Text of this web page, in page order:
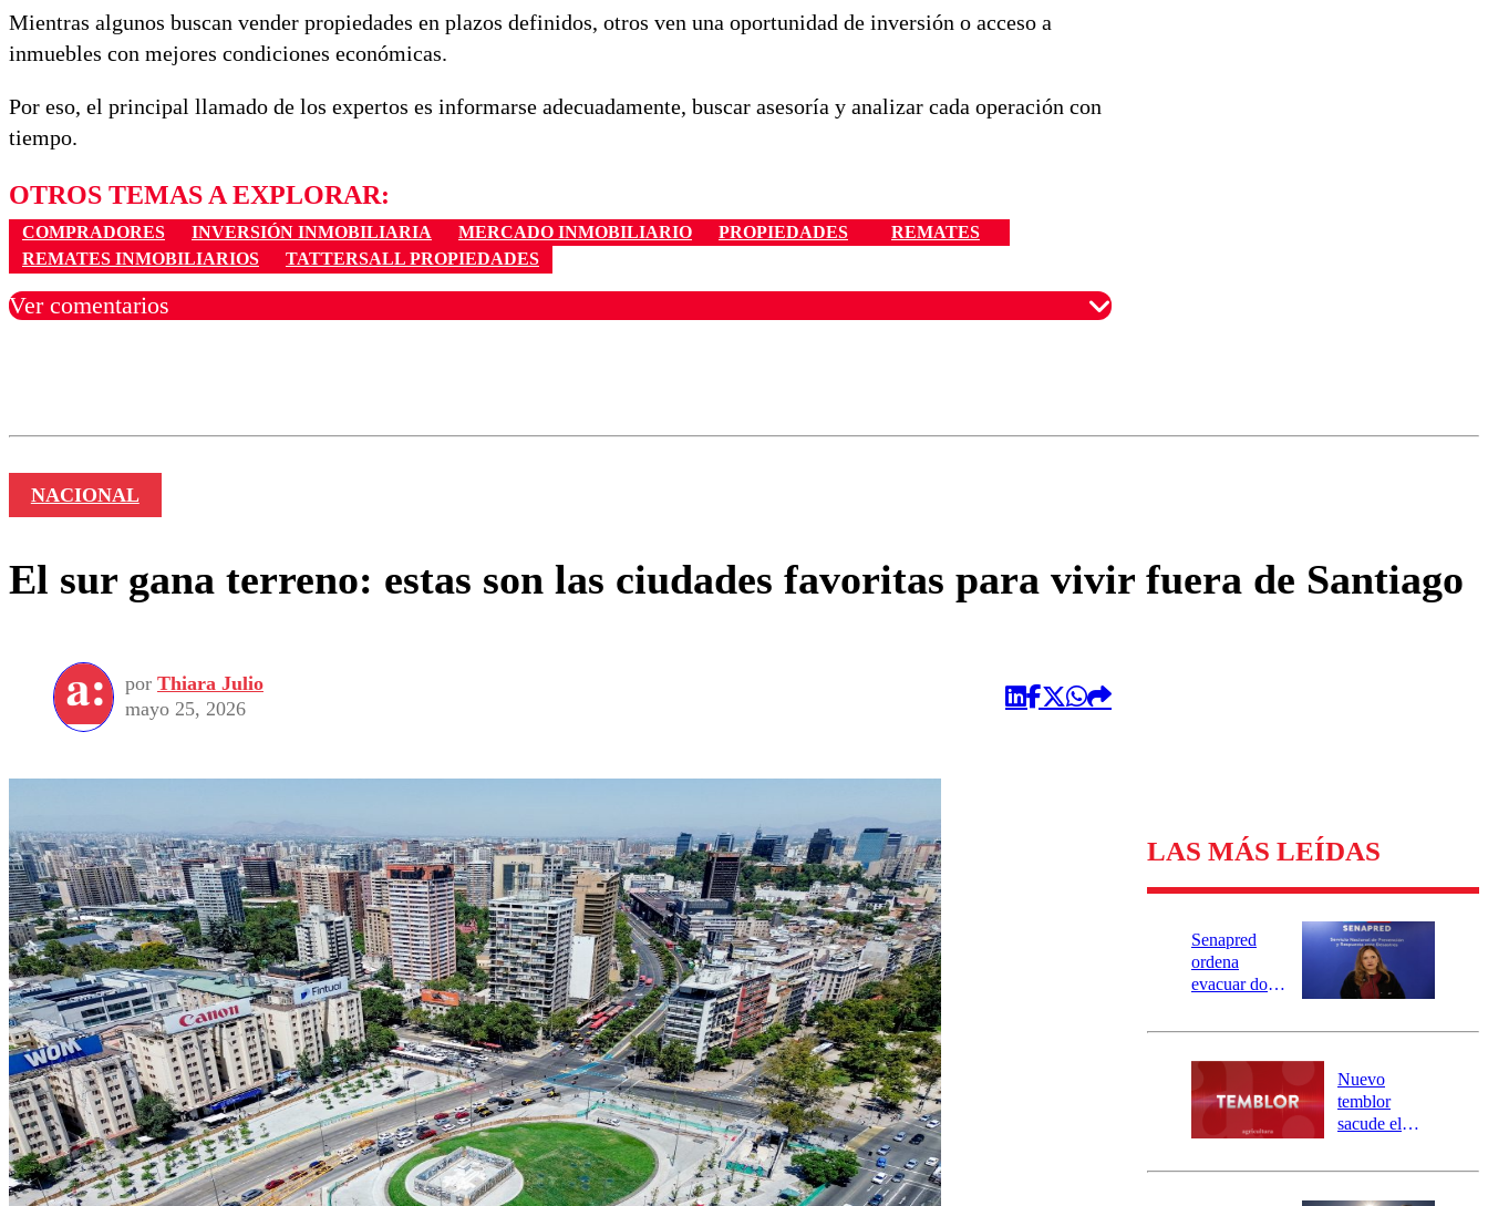
Mientras algunos buscan vender propiedades en plazos definidos, otros ven una oportunidad de inversión o acceso a
inmuebles con mejores condiciones económicas.
Por eso, el principal llamado de los expertos es informarse adecuadamente, buscar asesoría y analizar cada operación con
tiempo.
OTROS TEMAS A EXPLORAR:
COMPRADORES INVERSIÓN INMOBILIARIA MERCADO INMOBILIARIO PROPIEDADES
REMATES
REMATES INMOBILIARIOS
TATTERSALL PROPIEDADES
Ver comentarios
NACIONAL
El sur gana terreno: estas son las ciudades favoritas para vivir fuera de Santiago
por Thiara Julio
mayo 25, 2026
LAS MÁS LEÍDAS
Senapred
ordena
evacuar dos
Carahue por
activa
mensajería
SAE
Nuevo
temblor
sacude el
revisa la